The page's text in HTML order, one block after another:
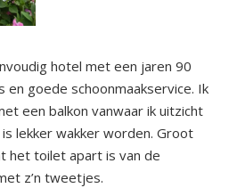
hotel met een jaren 90
en goede schoonmaakservice. Ik
een balkon vanwaar ik uitzicht
lekker wakker worden. Groot
het toilet apart is van de
z’n tweetjes.